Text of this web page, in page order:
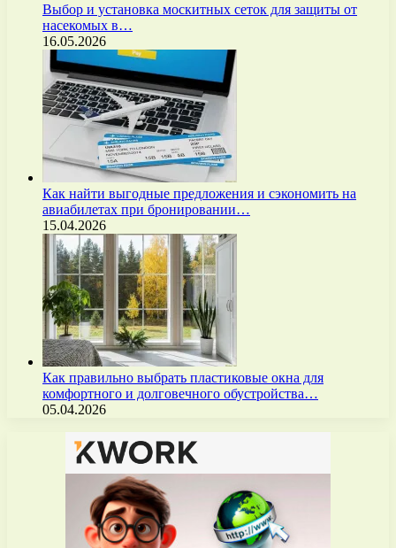
Выбор и установка москитных сеток для защиты от
насекомых в…
16.05.2026
Как найти выгодные предложения и сэкономить на
авиабилетах при бронировании…
15.04.2026
Как правильно выбрать пластиковые окна для
комфортного и долговечного обустройства…
05.04.2026